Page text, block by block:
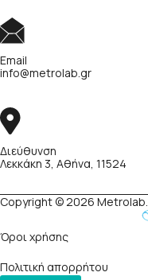
Email
info@metrolab.gr
Διεύθυνση
Λεκκάκη 3, Αθήνα, 11524
Copyright © 2026
Όροι χρήσης
Πολιτική απορρήτου